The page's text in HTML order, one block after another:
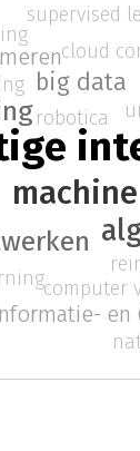
big data
robotica
computer
cloud
supervised